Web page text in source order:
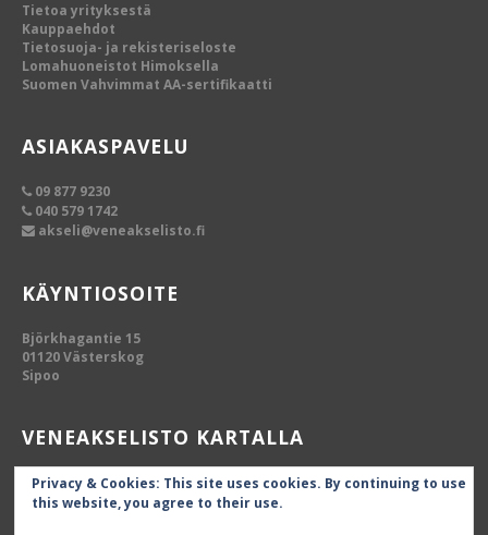
Tietoa yrityksestä
Kauppaehdot
Tietosuoja- ja rekisteriseloste
Lomahuoneistot Himoksella
Suomen Vahvimmat AA-sertifikaatti
ASIAKASPAVELU
09 877 9230
040 579 1742
akseli@veneakselisto.fi
KÄYNTIOSOITE
Björkhagantie 15
01120 Västerskog
Sipoo
VENEAKSELISTO KARTALLA
Privacy & Cookies: This site uses cookies. By continuing to use
this website, you agree to their use.